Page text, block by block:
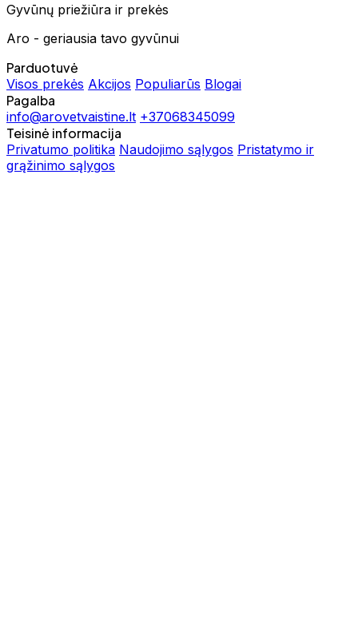
Gyvūnų priežiūra ir prekės
Aro - geriausia tavo gyvūnui
Parduotuvė
Visos prekės Akcijos Populiarūs Blogai
Pagalba
info@arovetvaistine.lt +37068345099
Teisinė informacija
Privatumo politika Naudojimo sąlygos Pristatymo ir
grąžinimo sąlygos